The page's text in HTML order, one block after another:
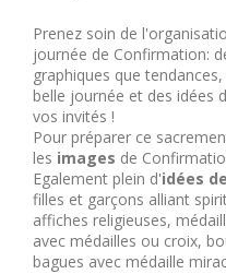
Prenez soin de
journée de Confirmation:
graphiques que
belle journée et des idées
vos invités !
Pour préparer ce
les images de
Egalement plein d'idées
filles et garçons alliant
affiches religieuses,
avec médailles ou croix,
bagues avec médaille